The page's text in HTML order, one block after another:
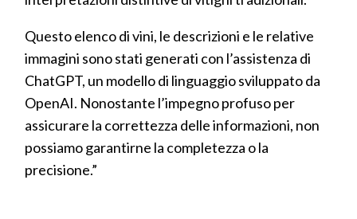
Questo elenco di vini, le descrizioni e le relative
immagini sono stati generati con l’assistenza di
ChatGPT, un modello di linguaggio sviluppato da
OpenAI. Nonostante l’impegno profuso per
assicurare la correttezza delle informazioni, non
possiamo garantirne la completezza o la
precisione.”